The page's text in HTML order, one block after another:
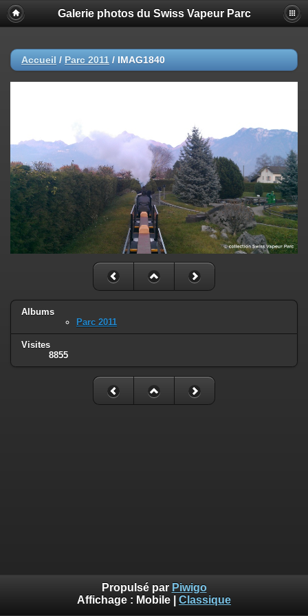
Galerie photos du Swiss Vapeur Parc
Accueil / Parc 2011 / IMAG1840
Albums
Parc 2011
Visites
8855
Propulsé par Piwigo
Affichage : Mobile Classique